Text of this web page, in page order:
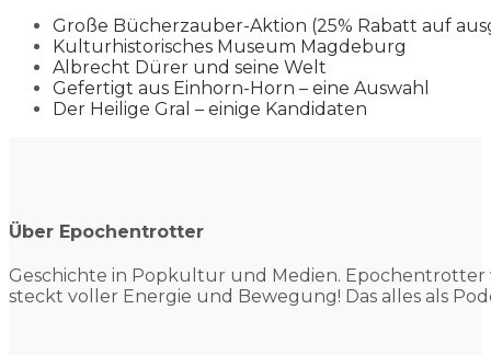
Große Bücherzauber-Aktion (25% Rabatt auf
Kulturhistorisches Museum Magdeburg
Albrecht Dürer und seine Welt
Gefertigt aus Einhorn-Horn – eine Auswahl
Der Heilige Gral – einige Kandidaten
Über Epochentrotter
Geschichte in Popkultur und Medien. Epochentrotter
steckt voller Energie und Bewegung! Das alles als